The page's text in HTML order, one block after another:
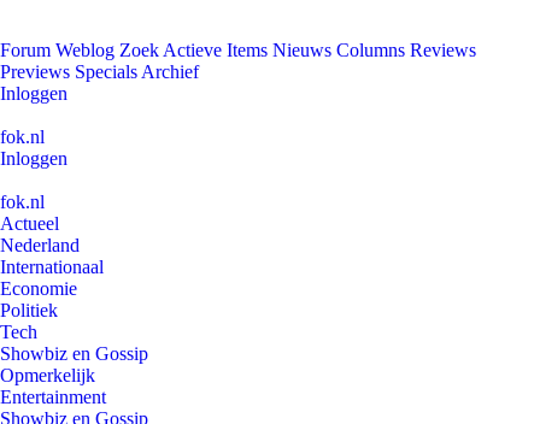
Forum Weblog Zoek Actieve Items Nieuws Columns Reviews
Previews Specials Archief
Inloggen
fok.nl
Inloggen
fok.nl
Actueel
Nederland
Internationaal
Economie
Politiek
Tech
Showbiz en Gossip
Opmerkelijk
Entertainment
Showbiz en Gossip